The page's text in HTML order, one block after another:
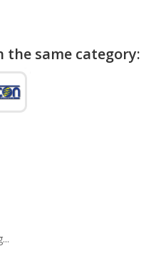
same category: